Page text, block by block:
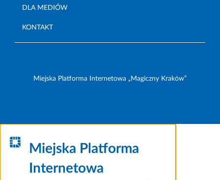
DLA MEDIÓW
KONTAKT
Miejska Platforma Internetowa „Magiczny Kraków”
Miejska Platforma
Internetowa